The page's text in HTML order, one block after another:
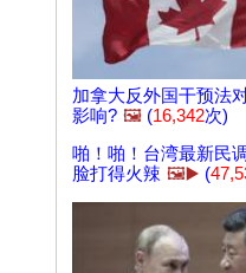
加拿大反外国干预法
影响? 🖼️ (16,342次)
啪！啪！台湾最新民
脸打得火辣 🖼️▶️ (